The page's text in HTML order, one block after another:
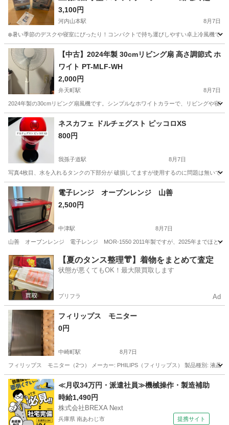
波ミスト加湿 800ml 3段階風量 タイマー LEDライ
ト マイナスイオン 空気清浄 氷対応 卓上クーラー
ポータブル冷風機
3,100円
河内山本駅 8月7日
❄️暑い季節のデスクや寝室にぴったり！コンパクトで持ち運びしやすい卓上冷風機で
大阪 八尾市 河内山本駅 季節、空調家電
【中古】2024年製 30cmリビング扇 高さ調節式 ホ
ワイト PT-MLF-WH
2,000円
弁天町駅 8月7日
2024年製の30cmリビング扇風機です。シンプルなホワイトカラーで、リビングや寝
大阪 大阪市 弁天町駅 季節、空調家電
ネスカフェ ドルチェグスト ピッコロXS
800円
我孫子道駅 8月7日
写真4枚目、水を入れるタンクの下部分が 破損してますが使用するのに問題は無いで
大阪 大阪市 我孫子道駅 キッチン家電
電子レンジ オーブンレンジ 山善
2,500円
中津駅 8月7日
山善 オーブンレンジ 電子レンジ MOR-1550 2011年製ですが、2025年までほとん
大阪 大阪市 中津駅 キッチン家電
【夏のタンス整理👘】着物をまとめて査定
状態が悪くてもOK！最大限買取します
プリフラ Ad
フィリップス モニター
0円
中崎町駅 8月7日
フィリップス モニター（2つ） メーカー: PHILIPS（フィリップス） 製品種別: 液晶
大阪 大阪市 中崎町駅 テレビ
≪月収34万円・派遣社員≫機械操作・製造補助
時給1,490円
株式会社BREXA Next
兵庫県 南あわじ市 提携サイト